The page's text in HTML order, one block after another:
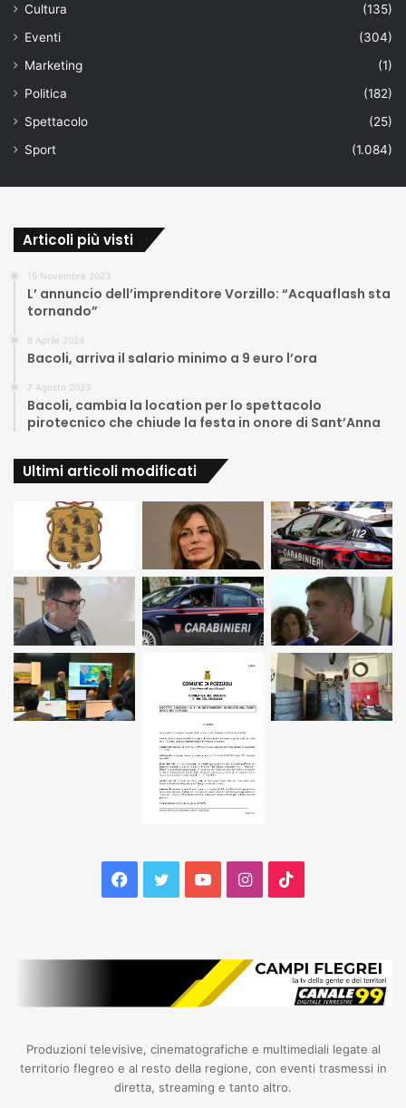
Cultura
(135)
Eventi
(304)
Marketing
(1)
Politica
(182)
Spettacolo
(25)
Sport
(1.084)
Articoli più visti
15 Novembre 2023
L’ annuncio dell’imprenditore Vorzillo: “Acquaflash sta
tornando”
8 Aprile 2024
Bacoli, arriva il salario minimo a 9 euro l’ora
7 Agosto 2023
Bacoli, cambia la location per lo spettacolo
pirotecnico che chiude la festa in onore di Sant’Anna
Ultimi articoli modificati
Facebook
TwitterYouTubeInstagram
Produzioni televisive, cinematografiche e multimediali legate al
territorio flegreo e al resto della regione, con eventi trasmessi in
diretta, streaming e tanto altro.